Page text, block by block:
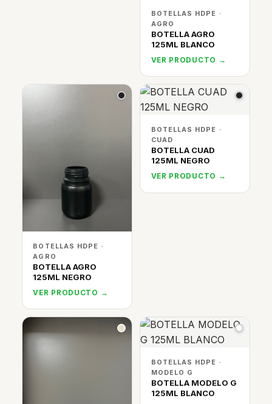
BOTELLAS HDPE ·
AGRO
BOTELLA AGRO
125ML BLANCO
VER PRODUCTO →
BOTELLAS HDPE ·
AGRO
BOTELLA AGRO
125ML NEGRO
VER PRODUCTO →
BOTELLAS HDPE ·
CUAD
BOTELLA CUAD
125ML NEGRO
VER PRODUCTO →
BOTELLAS HDPE ·
MODELO G
BOTELLA MODELO G
125ML BLANCO